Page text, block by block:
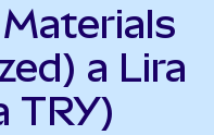
a Lira
TRY)